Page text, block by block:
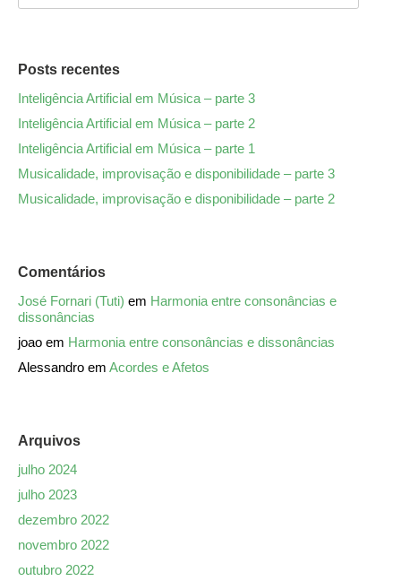
Posts recentes
Inteligência Artificial em Música – parte 3
Inteligência Artificial em Música – parte 2
Inteligência Artificial em Música – parte 1
Musicalidade, improvisação e disponibilidade – parte 3
Musicalidade, improvisação e disponibilidade – parte 2
Comentários
José Fornari (Tuti) em Harmonia entre consonâncias e
dissonâncias
joao em Harmonia entre consonâncias e dissonâncias
Alessandro em Acordes e Afetos
Arquivos
julho 2024
julho 2023
dezembro 2022
novembro 2022
outubro 2022